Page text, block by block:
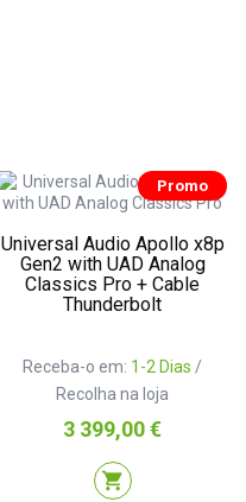
Promo
Universal Audio Apollo x8p
Gen2 with UAD Analog
Classics Pro + Cable
Thunderbolt
Receba-o em: 1-2 Dias /
Recolha na loja
Preço
3 399,00 €
shopping_cart